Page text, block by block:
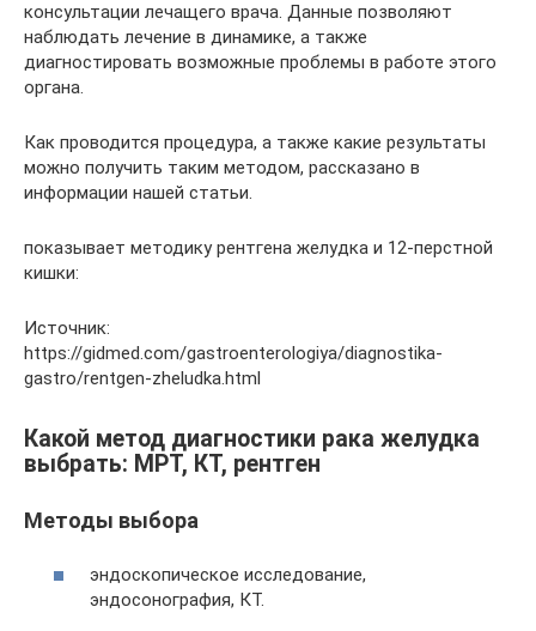
консультации лечащего врача. Данные позволяют
наблюдать лечение в динамике, а также
диагностировать возможные проблемы в работе этого
органа.
Как проводится процедура, а также какие результаты
можно получить таким методом, рассказано в
информации нашей статьи.
показывает методику рентгена желудка и 12-перстной
кишки:
Источник:
https://gidmed.com/gastroenterologiya/diagnostika-
gastro/rentgen-zheludka.html
Какой метод диагностики рака желудка
выбрать: МРТ, КТ, рентген
Методы выбора
эндоскопическое исследование,
эндосонография, КТ.